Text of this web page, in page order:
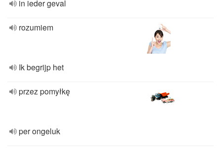
in ieder geval
rozumiem
Ik begrijp het
przez pomyłkę
per ongeluk